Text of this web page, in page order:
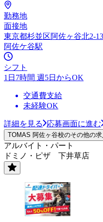
勤務地
面接地
東京都杉並区阿佐ヶ谷北2-
阿佐ケ谷駅
シフト
1日7時間 週5日からOK
交通費支給
未経験OK
詳細を見る 応募画面に進む
TOMAS 阿佐ヶ谷校のその他の
アルバイト・パート
ドミノ・ピザ 下井草店